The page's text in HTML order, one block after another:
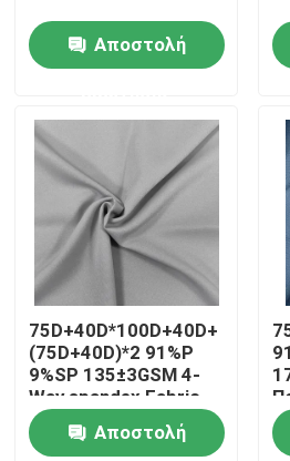
Γύρος εργοστασίων
επαφή
Νέα
Όλες οι περιπτώσεις
Ύφασμα μνήμης πολυεστέρα
Taffeta πολυεστέρα ύφασμα
Αποστολή
75D+40D*100D+40D+
(75D+40D)*2 91%P
9%SP 135±3GSM 4-
Way spandex Fabric
Αποστολή